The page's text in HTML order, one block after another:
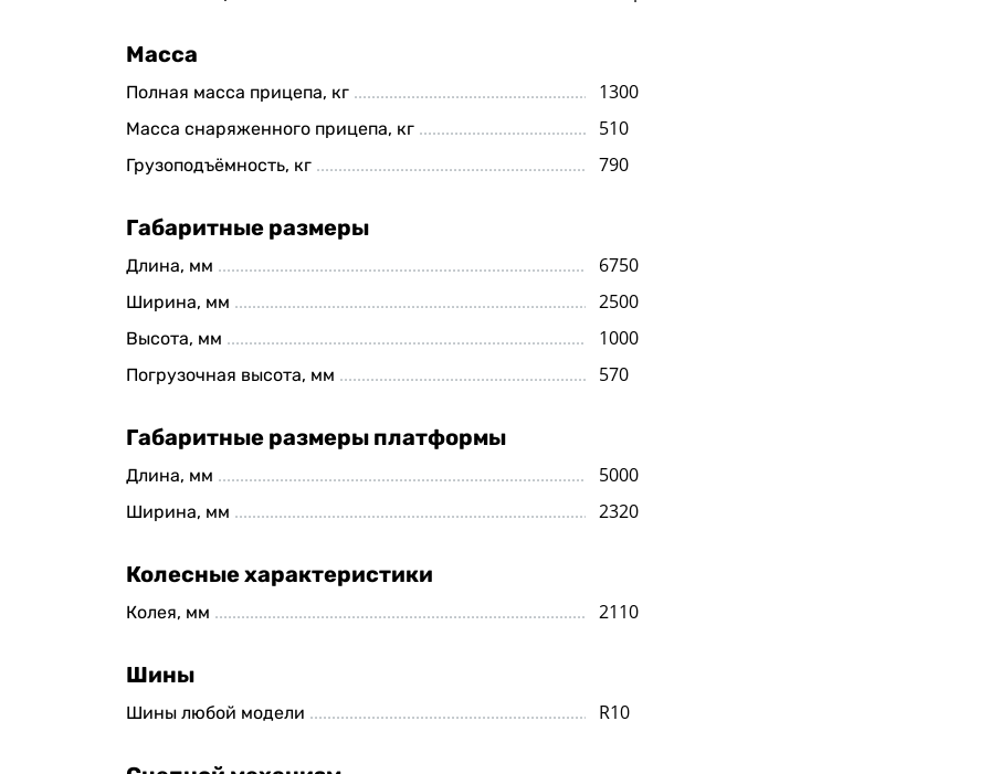
Масса
Полная масса прицепа, кг 1300
Масса снаряженного прицепа, кг 510
Грузоподъёмность, кг 790
Габаритные размеры
Длина, мм 6750
Ширина, мм 2500
Высота, мм 1000
Погрузочная высота, мм 570
Габаритные размеры платформы
Длина, мм 5000
Ширина, мм 2320
Колесные характеристики
Колея, мм 2110
Шины
Шины любой модели R10